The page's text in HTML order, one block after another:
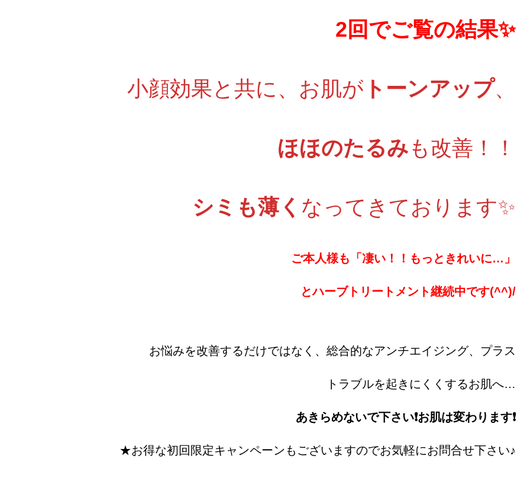
2回でご覧の結果✨
小顔効果と共に、お肌が トーンアップ、
ほほのたるみも改善！！
シミも薄く なってきております✨
ご本人様も「凄い！！もっときれいに…」
とハーブトリートメント継続中です(^^)/
お悩みを改善するだけではなく、総合的なアンチエイジング、プラス
トラブルを起きにくくするお肌へ…
あきらめないで下さい❗お肌は変わります❗
★お得な初回限定キャンペーンもございますのでお気軽にお問合せ下さい♪